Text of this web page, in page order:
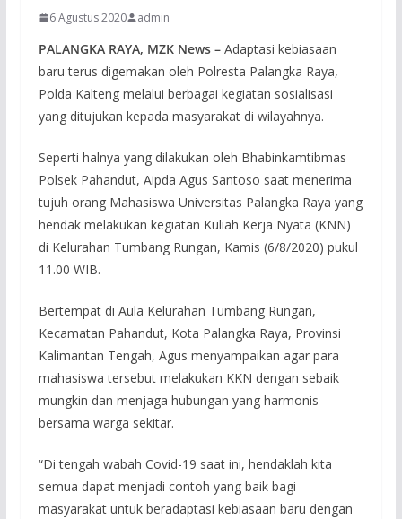
6 Agustus 2020 admin
PALANGKA RAYA, MZK News –Adaptasi kebiasaan
baru terus digemakan oleh Polresta Palangka Raya,
Polda Kalteng melalui berbagai kegiatan sosialisasi
yang ditujukan kepada masyarakat di wilayahnya.
Seperti halnya yang dilakukan oleh Bhabinkamtibmas
Polsek Pahandut, Aipda Agus Santoso saat menerima
tujuh orang Mahasiswa Universitas Palangka Raya yang
hendak melakukan kegiatan Kuliah Kerja Nyata (KNN)
di Kelurahan Tumbang Rungan, Kamis (6/8/2020) pukul
11.00 WIB.
Bertempat di Aula Kelurahan Tumbang Rungan,
Kecamatan Pahandut, Kota Palangka Raya, Provinsi
Kalimantan Tengah, Agus menyampaikan agar para
mahasiswa tersebut melakukan KKN dengan sebaik
mungkin dan menjaga hubungan yang harmonis
bersama warga sekitar.
“Di tengah wabah Covid-19 saat ini, hendaklah kita
semua dapat menjadi contoh yang baik bagi
masyarakat untuk beradaptasi kebiasaan baru dengan